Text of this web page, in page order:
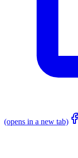
(opens in a new tab)